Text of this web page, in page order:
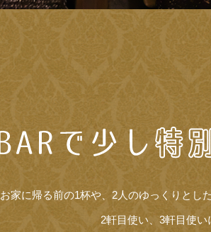
お家に帰る前の1杯や、2人のゆっくりとし
2軒目使い、3軒目使い